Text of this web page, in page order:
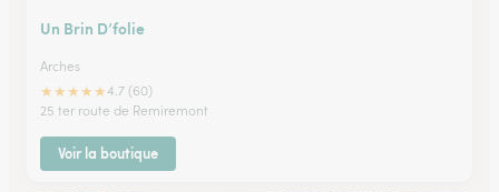
Un Brin D’folie
Arches
★★★★★4.7 (60)
25 ter route de Remiremont
Voir la boutique